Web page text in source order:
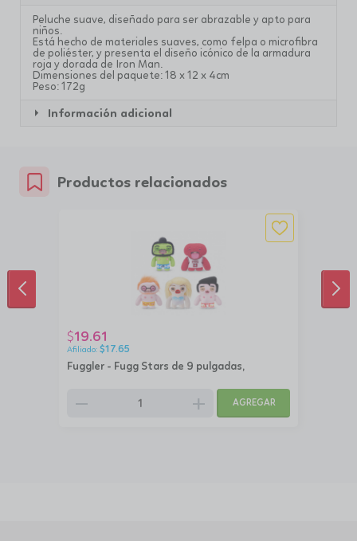
Peluche suave, diseñado para ser abrazable y apto para
niños.
Está hecho de materiales suaves, como felpa o microfibra
de poliéster, y presenta el diseño icónico de la armadura
roja y dorada de Iron Man.
Dimensiones del paquete: 18 x 12 x 4cm
Peso: 172g
Información adicional
Productos relacionados
Fuggler - Fugg Stars de 9 pulgadas,
$19.61
$17.65
remove add AGREGAR
ANTERIOR